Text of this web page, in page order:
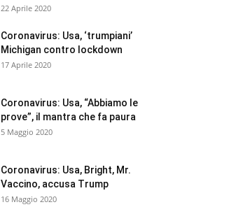
22 Aprile 2020
Coronavirus: Usa, ‘trumpiani’
Michigan contro lockdown
17 Aprile 2020
Coronavirus: Usa, “Abbiamo le
prove”, il mantra che fa paura
5 Maggio 2020
Coronavirus: Usa, Bright, Mr.
Vaccino, accusa Trump
16 Maggio 2020